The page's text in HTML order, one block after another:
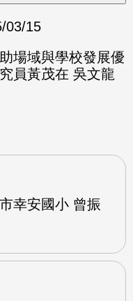
03/15
場域與學校發展優
員黃茂在 吳文龍
幸安國小 曾振